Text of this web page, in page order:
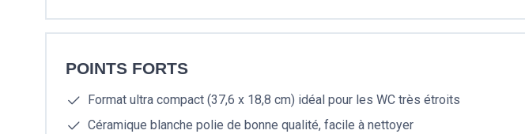
POINTS FORTS
Format ultra compact (37,6 x 18,8 cm) idéal pour les WC très étroits
Céramique blanche polie de bonne qualité, facile à nettoyer